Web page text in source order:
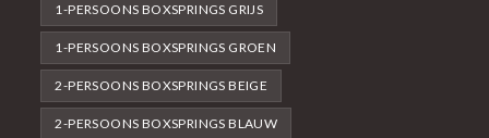
1-PERSOONS BOXSPRINGS GRIJS
1-PERSOONS BOXSPRINGS GROEN
2-PERSOONS BOXSPRINGS BEIGE
2-PERSOONS BOXSPRINGS BLAUW